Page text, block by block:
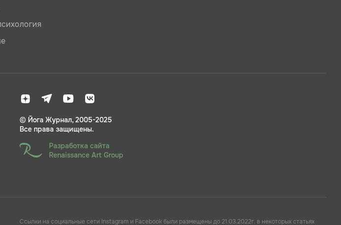
© Йога Журнал, 2005-2025
Все права защищены.
Разработка сайта
Renaissance Art Group
Ссылки на социальные сети Instagram и Facebook были размещены до 21.03.2022г. в некоторых статьях